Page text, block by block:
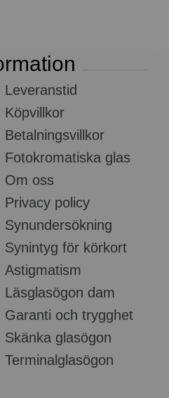
Leveranstid
Köpvillkor
Betalningsvillkor
Fotokromatiska glas
Om oss
Privacy policy
Synundersökning
Synintyg för körkort
Astigmatism
Läsglasögon dam
Garanti och trygghet
Skänka glasögon
Terminalglasögon